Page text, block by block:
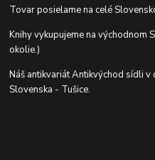
Tovar posielame na celé
Knihy vykupujeme na východnom
okolie.)
Náš antikvariát Antikvýchod sídli
Slovenska - Tušice.